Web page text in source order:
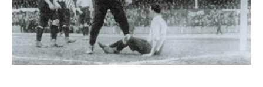
même
place
quand
la
mort
grâce